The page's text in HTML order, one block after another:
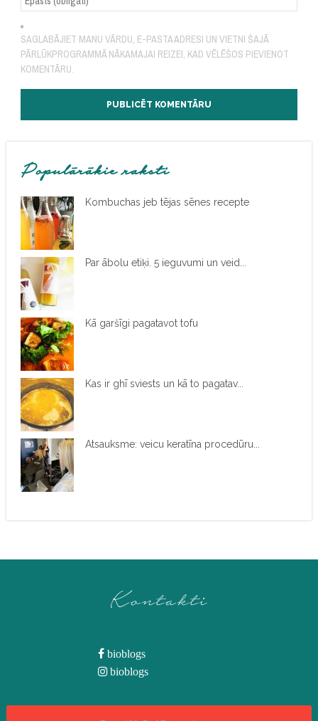
SAGLABĀJIET MANU VĀRDU, E-PASTA ADRESI UN VIETNI ŠAJĀ
PĀRLŪKPROGRAMMĀ NĀKAMAJAI REIZEI, KAD VĒLĒŠOS PIEVIENOT
KOMENTĀRU.
Populārākie raksti
Kombuchas jeb tējas sēnes recepte
Par ābolu etiķi. 5 ieguvumi un veid...
Kā garšīgi pagatavot tofu
Kas ir ghī sviests un kā to pagatav...
Atsauksme: veicu keratīna procedūru...
Kontakti
bioblogs
bioblogs